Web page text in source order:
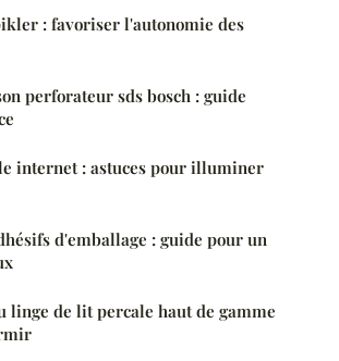
: favoriser l'autonomie des
perforateur sds bosch : guide
internet : astuces pour illuminer
d'emballage : guide pour un
linge de lit percale haut de gamme